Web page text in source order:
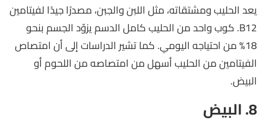
يعد الحليب ومشتقاته، مثل اللبن والجبن، مصدرًا جيدًا لفيتامين
B12. كوب واحد من الحليب كامل الدسم يزوّد الجسم بنحو
18% من احتياجه اليومي. كما تشير الدراسات إلى أن امتصاص
الفيتامين من الحليب أسهل من امتصاصه من اللحوم أو
البيض.
8. البيض